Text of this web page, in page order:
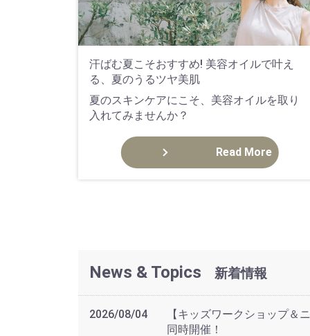
汗ばむ夏こそおすすめ! 美容オイルで叶え
る、夏のうるツヤ美肌
夏のスキンケアにこそ、美容オイルを取り
入れてみませんか？
Read More
News & Topics 新着情報
2026/08/04
【キッズワークショップ
同時開催！